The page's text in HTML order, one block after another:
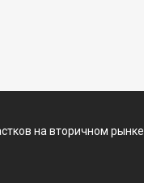
на вторичном рынке